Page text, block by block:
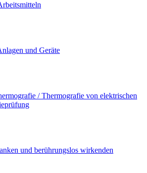
und Geräte
/ Thermografie von elektrischen
und berührungslos wirkenden